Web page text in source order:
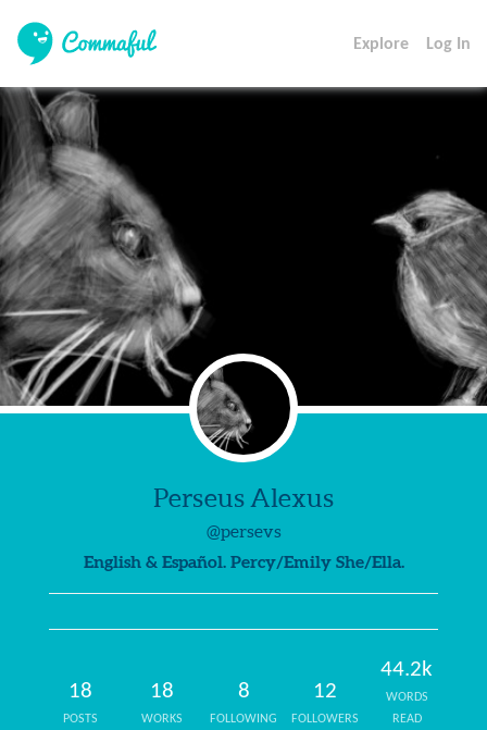
Explore Log In
Perseus Alexus
@persevs
English & Español. Percy/Emily She/Ella.
18
POSTS
18
WORKS
8
FOLLOWING
12
FOLLOWERS
44.2k
WORDS
READ